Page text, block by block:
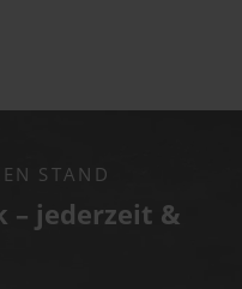
STAND
– jederzeit &